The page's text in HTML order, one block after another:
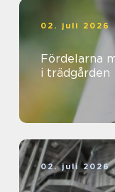
02. juli 2026
Fördelarna
i trädgården
02. juli 2026